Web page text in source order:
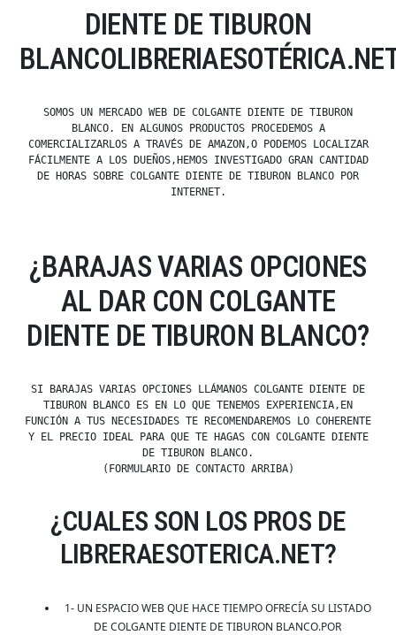
DIENTE DE TIBURON
SOMOS UN MERCADO WEB DE COLGANTE DIENTE DE TIBURON
BLANCO. EN ALGUNOS PRODUCTOS PROCEDEMOS A
COMERCIALIZARLOS A TRAVÉS DE AMAZON,O PODEMOS LOCALIZAR
FÁCILMENTE A LOS DUEÑOS,HEMOS INVESTIGADO GRAN CANTIDAD
DE HORAS SOBRE COLGANTE DIENTE DE TIBURON BLANCO POR
INTERNET.
¿BARAJAS VARIAS OPCIONES
AL DAR CON COLGANTE
DIENTE DE TIBURON BLANCO?
SI BARAJAS VARIAS OPCIONES LLÁMANOS COLGANTE DIENTE DE
TIBURON BLANCO ES EN LO QUE TENEMOS EXPERIENCIA,EN
FUNCIÓN A TUS NECESIDADES TE RECOMENDAREMOS LO COHERENTE
Y EL PRECIO IDEAL PARA QUE TE HAGAS CON COLGANTE DIENTE
DE TIBURON BLANCO.
(FORMULARIO DE CONTACTO ARRIBA)
¿CUALES SON LOS PROS DE
LIBRERAESOTERICA.NET?
1- UN ESPACIO WEB QUE HACE TIEMPO OFRECÍA SU LISTADO
DE COLGANTE DIENTE DE TIBURON BLANCO.POR